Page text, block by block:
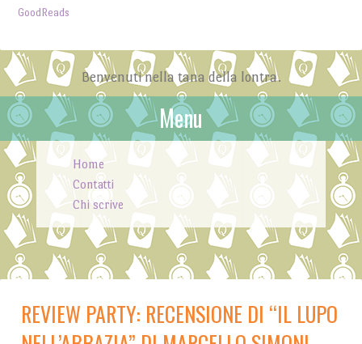
GoodReads
Benvenuti nella tana della lontra.
Menu
Skip to content
Home
Contatti
Chi scrive
REVIEW PARTY: RECENSIONE DI “IL LUPO